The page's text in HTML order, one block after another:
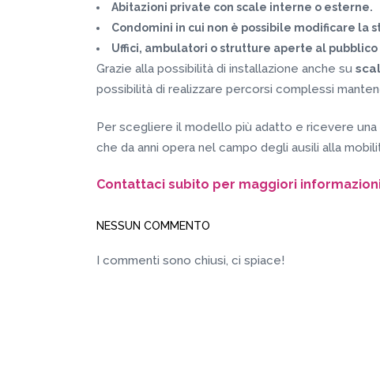
Abitazioni private con scale interne o esterne.
Condomini in cui non è possibile modificare la
Uffici, ambulatori o strutture aperte al pubblico
Grazie alla possibilità di installazione anche su
possibilità di realizzare percorsi complessi
Per scegliere il modello più adatto e ricevere
che da anni opera nel campo degli ausili alla
Contattaci subito per maggiori
NESSUN COMMENTO
I commenti sono chiusi, ci spiace!